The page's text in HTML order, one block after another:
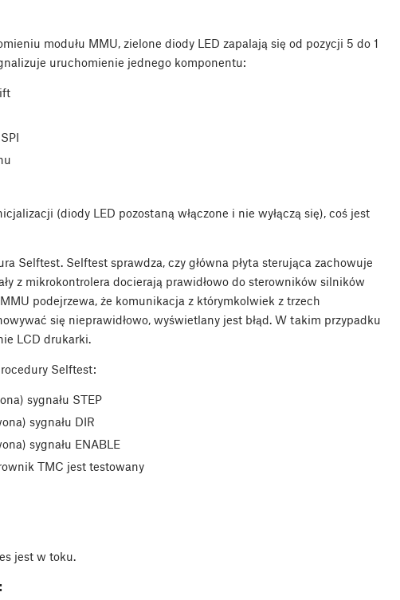
modułu MMU, zielone diody LED zapalają się od pozycji 5 do 1
uruchomienie jednego komponentu:
(diody LED pozostaną włączone i nie wyłączą się), coś jest
Selftest. Selftest sprawdza, czy główna płyta sterująca zachowuje
z mikrokontrolera docierają prawidłowo do sterowników silników
podejrzewa, że komunikacja z którymkolwiek z trzech
się nieprawidłowo, wyświetlany jest błąd. W takim przypadku
LCD drukarki.
Selftest:
sygnału STEP
sygnału DIR
sygnału ENABLE
TMC jest testowany
jest w toku.